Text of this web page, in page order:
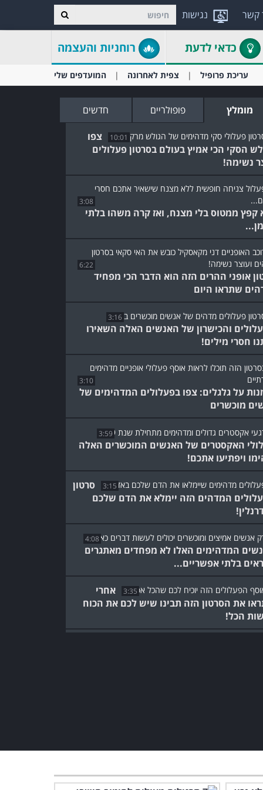
נגישות קשר
כדאי לדעת רוחניות והעצמה
עריכת פרופיל צפית לאחרונה המועדפים שלי
מומלץ פופולריים חדשים
10:01
צפו
הסקי הכי אמיץ בעולם בסרטון פעלולים
נשימה!
3:08
קפץ ממטוס בלי מצנח, ואז קרה משהו בלתי
6:22
אופני ההרים הזה הוא הדבר הכי מפחיד
שתראו היום
3:16
והכישרון של האנשים האלה השאירו
חסרי מילים!
3:10
על גלגלים: צפו בפעלולים המדהימים של
מוכשרים
3:59
האקסטרים של האנשים המוכשרים האלה
ויפתיעו אתכם!
3:15
סרטון
המדהים הזה יימלא את הדם שלכם
4:08
המדהימים האלו לא מפחדים מאתגרים
בלתי אפשריים...
3:35
אחרי
את הסרטון הזה תבינו שיש לכם את הכוח
הכל!
8:05
האנשים המוכשרים האלו תוכלו לראות גם